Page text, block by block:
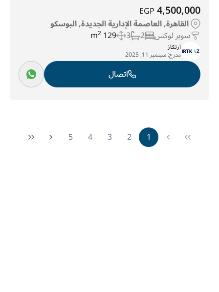
4,500,000
EGP
القاهرة, العاصمة الإدارية الجديدة, البوسكو
سوبر لوكس 2
3
129 m
2
ارتكاز
مدرج:سبتمبر 11, 2025
اتصال
1
2
3
4
5